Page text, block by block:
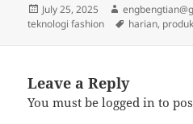
Posted
on
July 25, 2025 Author
teknologi fashion
Tags
harian, produk
Leave a Reply
You must belogged in to